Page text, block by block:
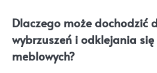
Dlaczego może dochodzić
wybrzuszeń i odklejania
meblowych?